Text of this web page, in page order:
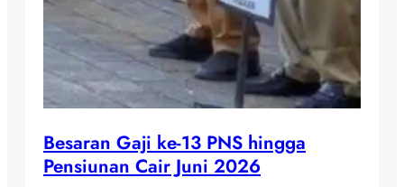
Besaran Gaji ke-13 PNS hingga
Pensiunan Cair Juni 2026